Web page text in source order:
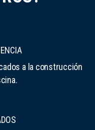
a la construcción